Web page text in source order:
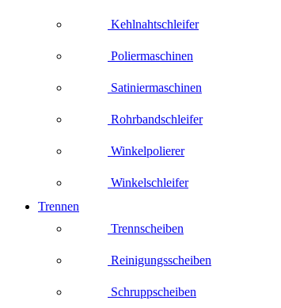
Kehlnahtschleifer
Poliermaschinen
Satiniermaschinen
Rohrbandschleifer
Winkelpolierer
Winkelschleifer
Trennen
Trennscheiben
Reinigungsscheiben
Schruppscheiben